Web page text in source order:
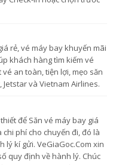
rẻ, vé máy bay khuyến mãi
khách hàng tìm kiếm vé
an toàn, tiện lợi, mẹo săn
và Vietnam Airlines.
để Săn vé máy bay giá
chi phí cho chuyến đi, đó là
lý kí gửi. VeGiaGoc.Com xin
quy định về hành lý. Chúc